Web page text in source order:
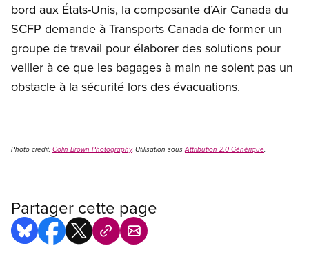
bord aux États-Unis, la composante d’Air Canada du
SCFP demande à Transports Canada de former un
groupe de travail pour élaborer des solutions pour
veiller à ce que les bagages à main ne soient pas un
obstacle à la sécurité lors des évacuations.
Photo credit: Colin Brown Photography. Utilisation sousAttribution 2.0 Générique.
Partager cette page